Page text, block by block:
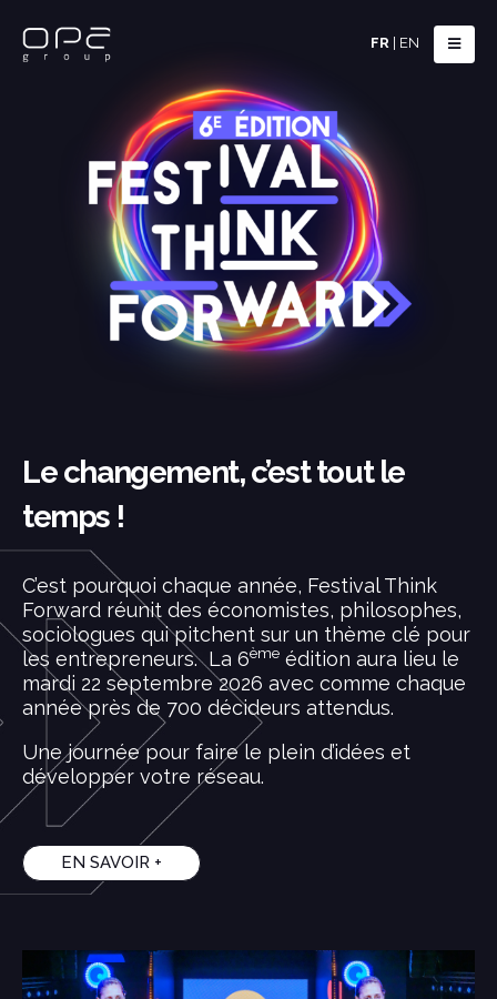
FR EN
Le changement, c’est tout le
temps !
C’est pourquoi chaque année, Festival Think
Forward réunit des économistes, philosophes,
sociologues qui pitchent sur un thème clé pour
les entrepreneurs. La 6ème édition aura lieu le
mardi 22 septembre 2026 avec comme chaque
année près de 700 décideurs attendus.
Une journée pour faire le plein d’idées et
développer votre réseau.
EN SAVOIR +